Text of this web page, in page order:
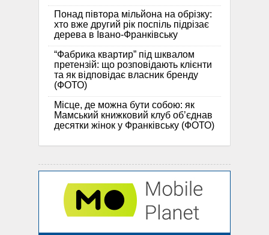
Понад півтора мільйона на обрізку:
хто вже другий рік поспіль підрізає
дерева в Івано-Франківську
“Фабрика квартир” під шквалом
претензій: що розповідають клієнти
та як відповідає власник бренду
(ФОТО)
Місце, де можна бути собою: як
Мамський книжковий клуб об’єднав
десятки жінок у Франківську (ФОТО)